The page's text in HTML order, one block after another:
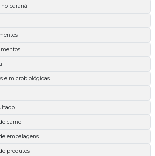
paraná
e microbiológicas
carne
embalagens
produtos